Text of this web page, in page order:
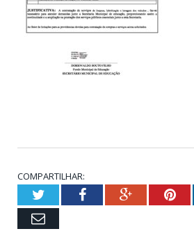
COMPARTILHAR:
TwitterFacebookGoogle+
Email